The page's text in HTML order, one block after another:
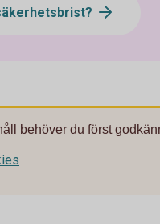
behöver du först